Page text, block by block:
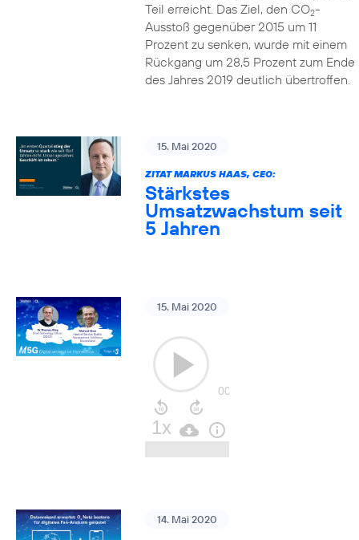
Teil erreicht. Das Ziel, den CO2-
Ausstoß gegenüber 2015 um 11
Prozent zu senken, wurde mit einem
Rückgang um 28,5 Prozent zum Ende
des Jahres 2019 deutlich übertroffen.
15. Mai 2020
ZITAT MARKUS HAAS, CEO:
Stärkstes
Umsatzwachstum seit
5 Jahren
15. Mai 2020
14. Mai 2020